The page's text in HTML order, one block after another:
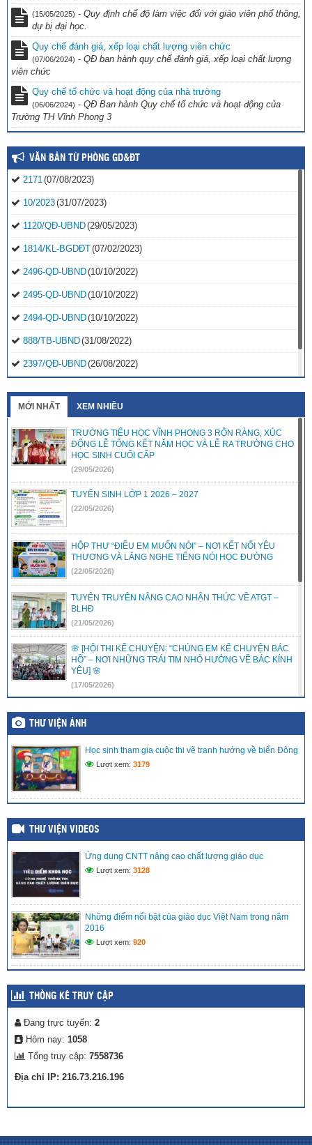
(15/05/2025) - Quy định chế độ làm việc đối với giáo viên phổ thông,
dự bị đại học.
Quy chế đánh giá, xếp loại chất lượng viên chức
(07/06/2024) - QĐ ban hành quy chế đánh giá, xếp loại chất lượng
viên chức
Quy chế tổ chức và hoạt động của nhà trường
(06/06/2024) - QĐ Ban hành Quy chế tổ chức và hoạt động của
Trường TH Vĩnh Phong 3
VĂN BẢN TỪ PHÒNG GD&ĐT
2171(07/08/2023)
10/2023(31/07/2023)
1120/QĐ-UBND(29/05/2023)
1814/KL-BGDĐT(07/02/2023)
2496-QD-UBND(10/10/2022)
2495-QD-UBND(10/10/2022)
2494-QD-UBND(10/10/2022)
888/TB-UBND(31/08/2022)
2397/QĐ-UBND(26/08/2022)
MỚI NHẤT XEM NHIỀU
TRƯỜNG TIỂU HỌC VĨNH PHONG 3 RỘN RÀNG, XÚC
ĐỘNG LỄ TỔNG KẾT NĂM HỌC VÀ LỄ RA TRƯỜNG CHO
HỌC SINH CUỐI CẤP
(29/05/2026)
TUYỂN SINH LỚP 1 2026 – 2027
(22/05/2026)
HỘP THƯ “ĐIỀU EM MUỐN NÓI” – NƠI KẾT NỐI YÊU
THƯƠNG VÀ LẮNG NGHE TIẾNG NÓI HỌC ĐƯỜNG
(22/05/2026)
TUYÊN TRUYÊN NÂNG CAO NHẬN THỨC VỀ ATGT –
BLHĐ
(21/05/2026)
🌸 [HỘI THI KỂ CHUYỆN: “CHÚNG EM KỂ CHUYỆN BÁC
HỒ” – NƠI NHỮNG TRÁI TIM NHỎ HƯỚNG VỀ BÁC KÍNH
YÊU] 🌸
(17/05/2026)
LIÊN ĐỘI TRƯỜNG TIỂU HỌC VĨNH PHONG 3 RỘN RÀNG
RA MẮT CÂU LẠC BỘ VĂN NGHỆ – ƯƠM MẦM TÀI NĂNG
(15/05/2026)
LIÊN ĐỘI TRƯỜNG TIỂU HỌC VĨNH PHONG 3 TRAO TẶNG
QUÀ HỖ TRỢ CHO THIẾU NHI CÓ HOÀN CẢNH KHÓ
KHĂN
MÔ HÌNH TRẢI NGHIỆM SÁNG TẠO: “CHẮP CÁNH TÀI
NĂNG NHÍ TRÊN NỀN TẢNG SỐ” TẠI LIÊN ĐỘI TIỂU HỌC
VĨNH PHONG 3 NĂM 2025 – 2026
(27/04/2026)
THƯ VIỆN ẢNH
Học sinh tham gia cuộc thi vẽ tranh hướng về biển Đông
Lượt xem: 3179
THƯ VIỆN VIDEOS
Ứng dụng CNTT nâng cao chất lượng giáo dục
Lượt xem: 3128
Những điểm nổi bật của giáo dục Việt Nam trong năm
2016
Lượt xem: 920
THỐNG KÊ TRUY CẬP
Đang trực tuyến: 2
Hôm nay: 1058
Tổng truy cập: 7558736
Địa chỉ IP: 216.73.216.196